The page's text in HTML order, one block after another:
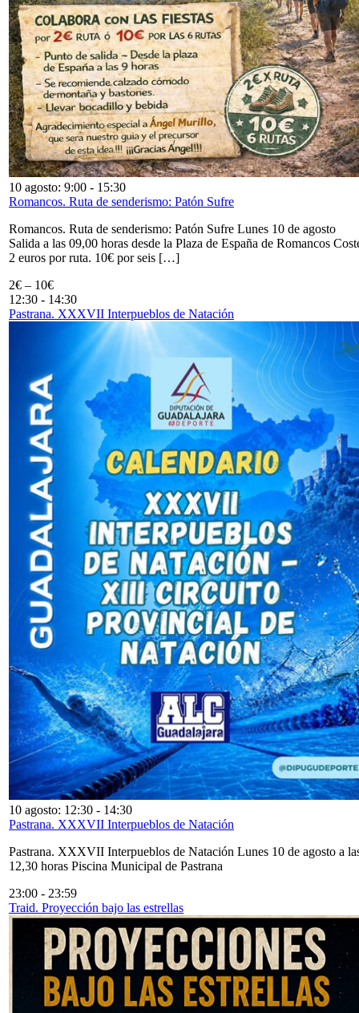
10 agosto: 9:00 - 15:30
Romancos. Ruta de senderismo: Patón Sufre
Romancos. Ruta de senderismo: Patón Sufre Lunes 10 de agosto
Salida a las 09,00 horas desde la Plaza de España de Romancos
2 euros por ruta. 10€ por seis […]
2€ – 10€
12:30 - 14:30
Pastrana. XXXVII Interpueblos de Natación
10 agosto: 12:30 - 14:30
Pastrana. XXXVII Interpueblos de Natación
Pastrana. XXXVII Interpueblos de Natación Lunes 10 de agosto a
12,30 horas Piscina Municipal de Pastrana
23:00 - 23:59
Traid. Proyección bajo las estrellas